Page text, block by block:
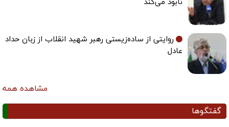
روایتی از ساده‌زیستی رهبر شهید انقلاب از زبان حداد
عادل
مشاهده همه
گفتگوها